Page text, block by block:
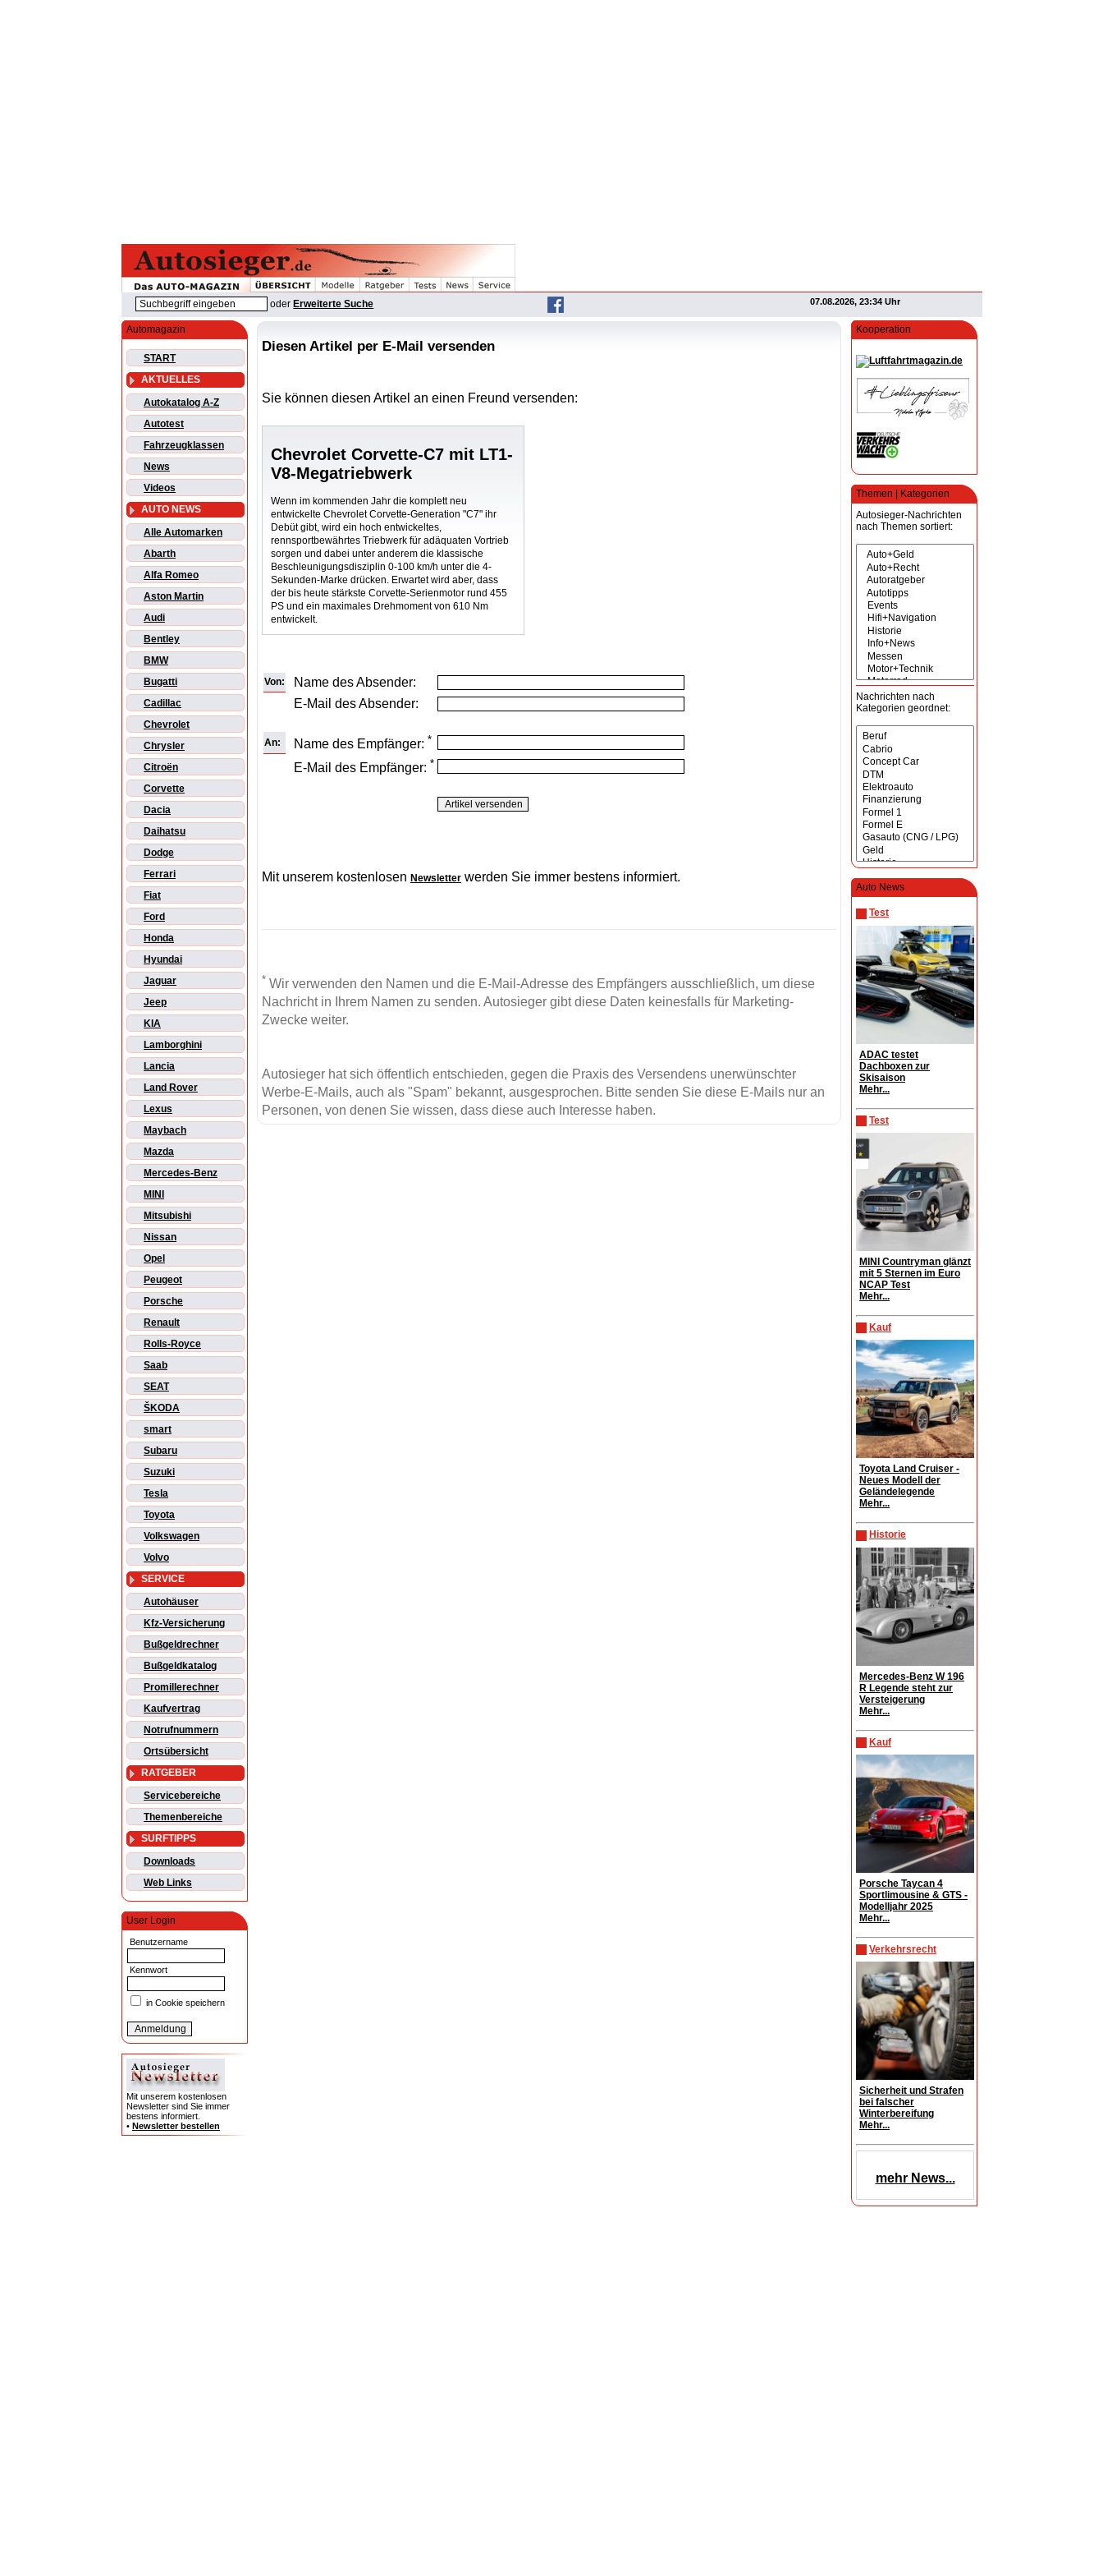
oder Erweiterte Suche 07.08.2026, 23:34 Uhr
Automagazin
START
AKTUELLES
Autokatalog A-Z
Autotest
Fahrzeugklassen
News
Videos
AUTO NEWS
Alle Automarken
Abarth
Alfa Romeo
Aston Martin
Audi
Bentley
BMW
Bugatti
Cadillac
Chevrolet
Chrysler
Citroën
Corvette
Dacia
Daihatsu
Dodge
Ferrari
Fiat
Ford
Honda
Hyundai
Jaguar
Jeep
KIA
Lamborghini
Lancia
Land Rover
Lexus
Maybach
Mazda
Mercedes-Benz
MINI
Mitsubishi
Nissan
Opel
Peugeot
Porsche
Renault
Rolls-Royce
Saab
SEAT
ŠKODA
smart
Subaru
Suzuki
Tesla
Toyota
Volkswagen
Volvo
SERVICE
Autohäuser
Kfz-Versicherung
Bußgeldrechner
Bußgeldkatalog
Promillerechner
Kaufvertrag
Notrufnummern
Ortsübersicht
RATGEBER
Servicebereiche
Themenbereiche
SURFTIPPS
Downloads
Web Links
User Login
Benutzername
Kennwort
in Cookie speichern
Mit unserem kostenlosen
Newsletter sind Sie immer
bestens informiert.
• Newsletter bestellen
Kooperation
Themen | Kategorien
Autosieger-Nachrichten
nach Themen sortiert:
Nachrichten nach
Kategorien geordnet:
Auto News
Test
ADAC testet
Dachboxen zur
Skisaison
Mehr...
Test
MINI Countryman glänzt
mit 5 Sternen im Euro
NCAP Test
Mehr...
Kauf
Toyota Land Cruiser -
Neues Modell der
Geländelegende
Mehr...
Historie
Mercedes-Benz W 196
R Legende steht zur
Versteigerung
Mehr...
Kauf
Porsche Taycan 4
Sportlimousine & GTS -
Modelljahr 2025
Mehr...
Verkehrsrecht
Sicherheit und Strafen
bei falscher
Winterbereifung
Mehr...
mehr News...
Diesen Artikel per E-Mail versenden
Sie können diesen Artikel an einen Freund versenden:
Chevrolet Corvette-C7 mit LT1-
V8-Megatriebwerk
Wenn im kommenden Jahr die komplett neu
entwickelte Chevrolet Corvette-Generation "C7" ihr
Debüt gibt, wird ein hoch entwickeltes,
rennsportbewährtes Triebwerk für adäquaten Vortrieb
sorgen und dabei unter anderem die klassische
Beschleunigungsdisziplin 0-100 km/h unter die 4-
Sekunden-Marke drücken. Erwartet wird aber, dass
der bis heute stärkste Corvette-Serienmotor rund 455
PS und ein maximales Drehmoment von 610 Nm
entwickelt.
Von:
Name des Absender:
E-Mail des Absender:
An: Name des Empfänger: *
E-Mail des Empfänger: *
Mit unserem kostenlosen Newsletter werden Sie immer bestens informiert.
* Wir verwenden den Namen und die E-Mail-Adresse des Empfängers ausschließlich, um diese
Nachricht in Ihrem Namen zu senden. Autosieger gibt diese Daten keinesfalls für Marketing-
Zwecke weiter.
Autosieger hat sich öffentlich entschieden, gegen die Praxis des Versendens unerwünschter
Werbe-E-Mails, auch als "Spam" bekannt, ausgesprochen. Bitte senden Sie diese E-Mails nur an
Personen, von denen Sie wissen, dass diese auch Interesse haben.